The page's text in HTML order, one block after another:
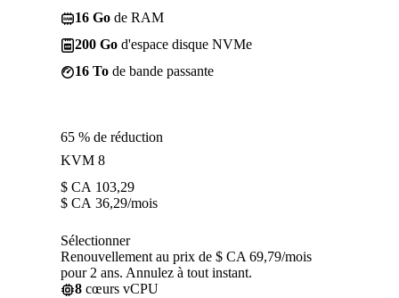
16 Go de RAM
200 Go d'espace disque NVMe
16 To de bande passante
65 % de réduction
KVM 8
$ CA 103,29
$ CA 36,29/mois
Sélectionner
Renouvellement au prix de $ CA 69,79/mois
pour 2 ans. Annulez à tout instant.
8 cœurs vCPU